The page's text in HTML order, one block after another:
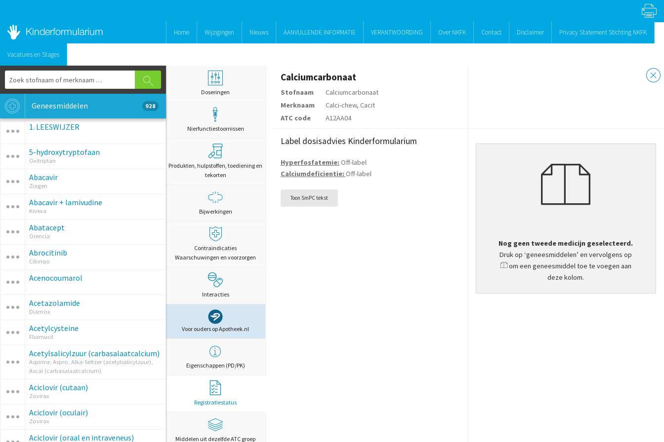
Home Wijzigingen Nieuws AANVULLENDE INFORMATIE VERANTWOORDING Over NKFK Contact Disclaimer Privacy Statement Stichting NKFK
Vacatures en Stages
Geneesmiddelen 928
1. LEESWIJZER
5-hydroxytryptofaan
Oxitriptan
Abacavir
Ziagen
Abacavir + lamivudine
Kivexa
Abatacept
Orencia
Abrocitinib
Cibinqo
Acenocoumarol
Acetazolamide
Diamox
Acetylcysteine
Fluimucil
Acetylsalicylzuur (carbasalaatcalcium)
Aspirine, Aspro, Alka-Seltzer (acetylsalicylzuur),
Ascal (carbasalaatcalcium)
Aciclovir (cutaan)
Zovirax
Aciclovir (oculair)
Zovirax
Aciclovir (oraal en intraveneus)
Doseringen
Nierfunctiestoornissen
Produkten, hulpstoffen, toediening en
tekorten
Bijwerkingen
Contraindicaties
Waarschuwingen en voorzorgen
Interacties
Voor ouders op Apotheek.nl
Eigenschappen (PD/PK)
Registratiestatus
Middelen uit dezelfde ATC groep
Calciumcarbonaat
Stofnaam
Calciumcarbonaat
Merknaam
Calci-chew, Cacit
ATC code
A12AA04
Label dosisadvies Kinderformularium
Hyperfosfatemie: Off-label
Calciumdeficientie: Off-label
Toon SmPC tekst
Nog geen tweede medicijn geselecteerd.
Druk op ‘geneesmiddelen’ en vervolgens op
om een geneesmiddel toe te voegen aan
deze kolom.